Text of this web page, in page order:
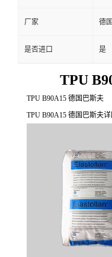
厂家 德
是否进口 是
TPU
TPU B90A15 德国巴斯夫
TPU B90A15 德国巴斯夫详